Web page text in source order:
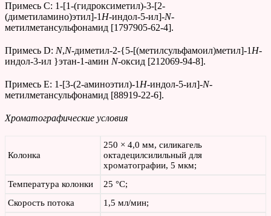
Примесь С: 1-[1-(гидроксиметил)-3-[2-
(диметиламино)этил]-1H-индол-5-ил]-N-
метилметансульфонамид [1797905-62-4].
Примесь D: N,N-диметил-2-{5-[(метилсульфамоил)метил]-1H-
индол-3-ил }этан-1-амин N-оксид [212069-94-8].
Примесь Е: 1-[3-(2-аминоэтил)-1H-индол-5-ил]-N-
метилметансульфонамид [88919-22-6].
Хроматографические условия
Колонка
250 × 4,0 мм, силикагель
октадецилсилильный для
хроматографии, 5 мкм;
Температура колонки
25 °С;
Скорость потока
1,5 мл/мин;